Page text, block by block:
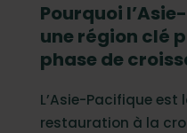
Pourquoi
une région clé
phase de
L’Asie-Pacifique est
restauration à la